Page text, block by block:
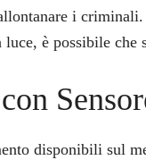
i
è possibile che
disponibili sul